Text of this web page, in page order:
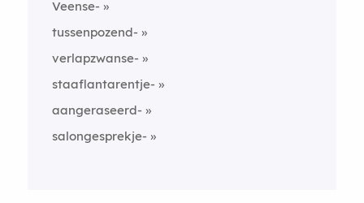
Veense-
tussenpozend-
verlapzwanse-
staaflantarentje-
aangeraseerd-
salongesprekje-